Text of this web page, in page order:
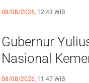
Saat Hadiri
08/08/2026, 12:43 WIB
Gubernur
Nasional
Bangun Sulut
08/08/2026, 11:47 WIB